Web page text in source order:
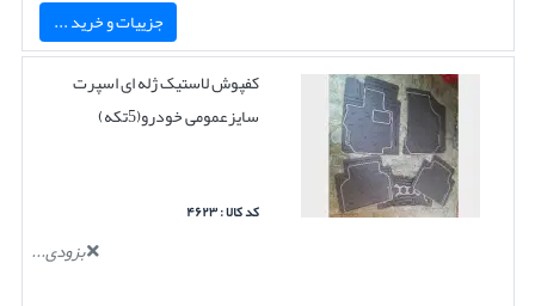
جزییات و خرید ...
کفپوش لاستیک ژله ای اسپرت
سایزعمومی خودرو(5تکه)
کد کالا : ۴۶۲۳
بزودی...